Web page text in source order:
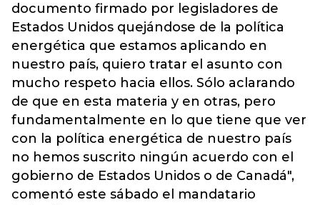
documento firmado por legisladores de
Estados Unidos quejándose de la política
energética que estamos aplicando en
nuestro país, quiero tratar el asunto con
mucho respeto hacia ellos. Sólo aclarando
de que en esta materia y en otras, pero
fundamentalmente en lo que tiene que ver
con la política energética de nuestro país
no hemos suscrito ningún acuerdo con el
gobierno de Estados Unidos o de Canadá",
comentó este sábado el mandatario